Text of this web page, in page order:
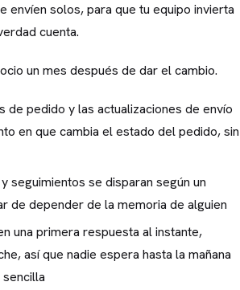
envíen solos, para que tu equipo invierta
cuenta.
un mes después de dar el cambio.
de pedido y las actualizaciones de envío
en que cambia el estado del pedido, sin
seguimientos se disparan según un
de depender de la memoria de alguien
una primera respuesta al instante,
así que nadie espera hasta la mañana